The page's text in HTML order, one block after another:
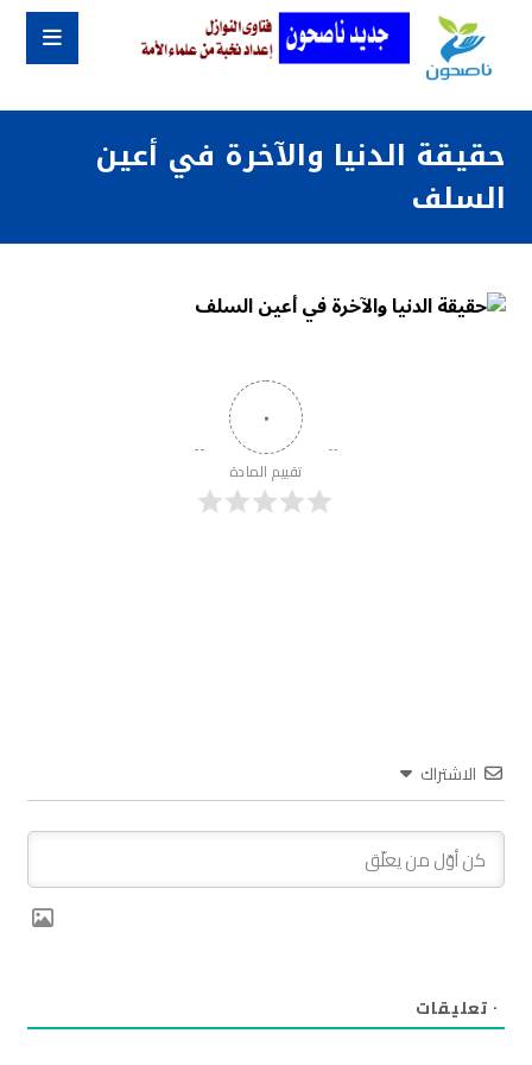
حقيقة الدنيا والآخرة في أعين
السلف
٠
تقييم المادة
الاشتراك
٠ تعليقات